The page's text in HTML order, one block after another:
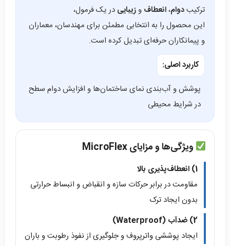
ترکیبدوام،انعطاف و زیبایی در یک فرمول،
این محصول را به انتخابی مطمئن برای مهندسان، معماران
و پیمانکاران حرفه‌ای تبدیل کرده است.
کاربرد اصلی:
پوشش و آب‌بندی نمای ساختمان‌ها و افزایش دوام سطح
در شرایط محیطی
ویژگی‌ها و مزایای MicroFlex
1) انعطاف‌پذیری بالا
مقاومت در برابر حرکات سازه و انقباض و انبساط حرارتی
بدون ایجاد ترک
2) ضدآب (Waterproof)
ایجاد پوششی واترپروف و جلوگیری از نفوذ رطوبت و باران